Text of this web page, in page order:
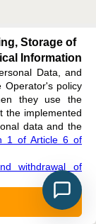
IRJ.2227-6017,
Storage of
Information
Data, and
Operator's policy
they use the
the implemented
data and the
1 of Article 6 of
withdrawal of